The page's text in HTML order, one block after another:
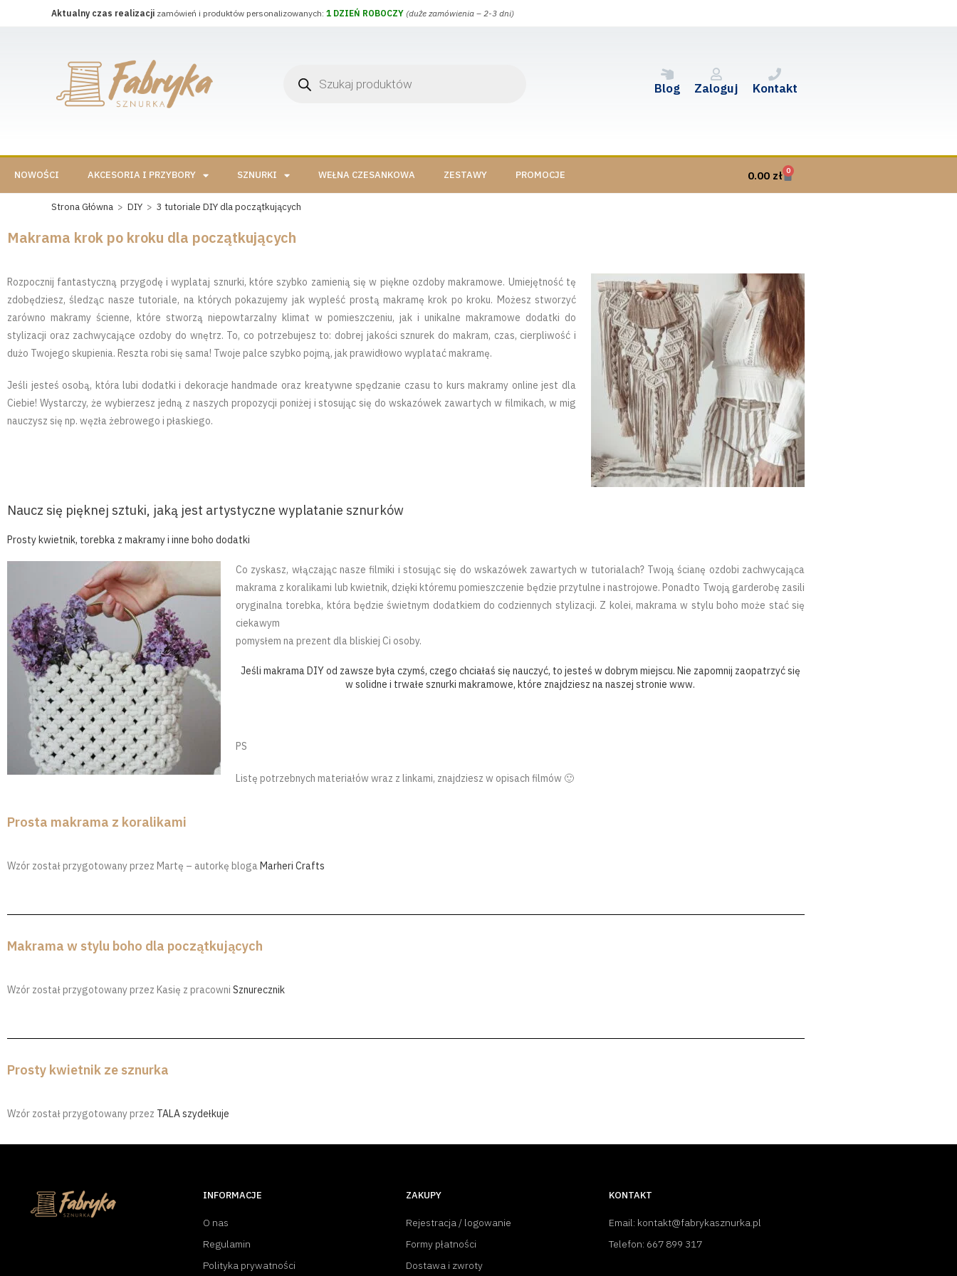
Aktualny czas realizacji zamówień i produktów personalizowanych: 1 DZIEŃ ROBOCZY (duże zamówienia – 2-3 dni)
Blog Zaloguj Kontakt
NOWOŚCI AKCESORIA I PRZYBORY SZNURKI WEŁNA CZESANKOWA ZESTAWY PROMOCJE 0.00 zł 0
Strona Główna > DIY > 3 tutoriale DIY dla początkujących
Makrama krok po kroku dla początkujących
Rozpocznij fantastyczną przygodę i wyplataj sznurki, które szybko zamienią się w piękne ozdoby makramowe. Umiejętność tę
zdobędziesz, śledząc nasze tutoriale, na których pokazujemy jak wypleść prostą makramę krok po kroku. Możesz stworzyć
zarówno makramy ścienne, które stworzą niepowtarzalny klimat w pomieszczeniu, jak i unikalne makramowe dodatki do
stylizacji oraz zachwycające ozdoby do wnętrz. To, co potrzebujesz to: dobrej jakości sznurek do makram, czas, cierpliwość i
dużo Twojego skupienia. Reszta robi się sama! Twoje palce szybko pojmą, jak prawidłowo wyplatać makramę.
Jeśli jesteś osobą, która lubi dodatki i dekoracje handmade oraz kreatywne spędzanie czasu to kurs makramy online jest dla
Ciebie! Wystarczy, że wybierzesz jedną z naszych propozycji poniżej i stosując się do wskazówek zawartych w filmikach, w mig
nauczysz się np. węzła żebrowego i płaskiego.
Naucz się pięknej sztuki, jaką jest artystyczne wyplatanie sznurków
Prosty kwietnik, torebka z makramy i inne boho dodatki
Co zyskasz, włączając nasze filmiki i stosując się do wskazówek zawartych w tutorialach? Twoją ścianę ozdobi zachwycająca
makrama z koralikami lub kwietnik, dzięki któremu pomieszczenie będzie przytulne i nastrojowe. Ponadto Twoją garderobę zasili
oryginalna torebka, która będzie świetnym dodatkiem do codziennych stylizacji. Z kolei, makrama w stylu boho może stać się
ciekawym
pomysłem na prezent dla bliskiej Ci osoby.
Jeśli makrama DIY od zawsze była czymś, czego chciałaś się nauczyć, to jesteś w dobrym miejscu. Nie zapomnij zaopatrzyć się
w solidne i trwałe sznurki makramowe, które znajdziesz na naszej stronie www.
PS
Listę potrzebnych materiałów wraz z linkami, znajdziesz w opisach filmów 🙂
Prosta makrama z koralikami
Wzór został przygotowany przez Martę – autorkę blogaMarheri Crafts
Makrama w stylu boho dla początkujących
Wzór został przygotowany przez Kasię z pracowni Sznurecznik
Prosty kwietnik ze sznurka
Wzór został przygotowany przez TALA szydełkuje
INFORMACJE
O nas
Regulamin
Polityka prywatności
ZAKUPY
Rejestracja / logowanie
Formy płatności
Dostawa i zwroty
KONTAKT
Email: kontakt@fabrykasznurka.pl
Telefon: 667 899 317